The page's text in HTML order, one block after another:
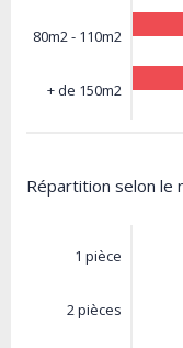
80m2 - 110m2
+ de 150m2
Répartition selon le
1 pièce
2 pièces